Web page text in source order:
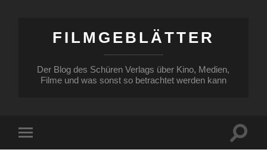
FILMGEBLÄTTER
Der Blog des Schüren Verlags über Kino, Medien,
Filme und was sonst so betrachtet werden kann
Menü